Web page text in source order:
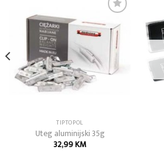
Add to
wishlist
TIPTOPOL
Uteg aluminijski 35g
32,99KM